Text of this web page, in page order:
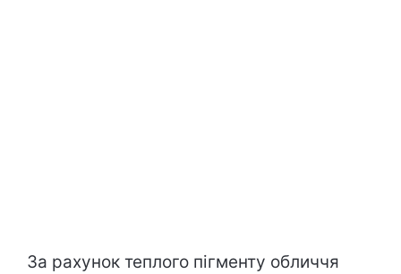
За рахунок теплого пігменту обличчя